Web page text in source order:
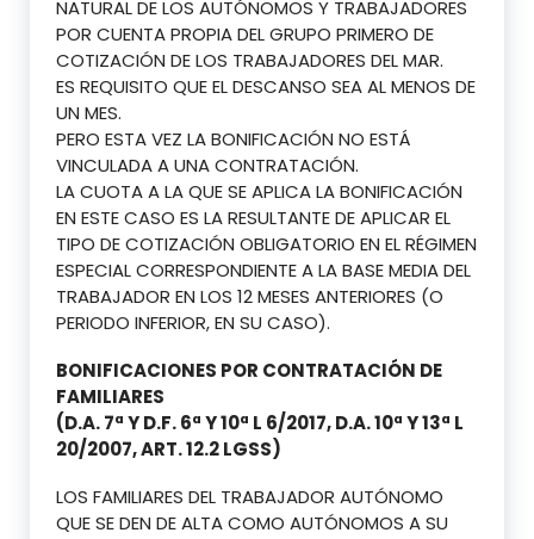
NATURAL DE LOS AUTÓNOMOS Y TRABAJADORES
POR CUENTA PROPIA DEL GRUPO PRIMERO DE
COTIZACIÓN DE LOS TRABAJADORES DEL MAR.
ES REQUISITO QUE EL DESCANSO SEA AL MENOS DE
UN MES.
PERO ESTA VEZ LA BONIFICACIÓN NO ESTÁ
VINCULADA A UNA CONTRATACIÓN.
LA CUOTA A LA QUE SE APLICA LA BONIFICACIÓN
EN ESTE CASO ES LA RESULTANTE DE APLICAR EL
TIPO DE COTIZACIÓN OBLIGATORIO EN EL RÉGIMEN
ESPECIAL CORRESPONDIENTE A LA BASE MEDIA DEL
TRABAJADOR EN LOS 12 MESES ANTERIORES (O
PERIODO INFERIOR, EN SU CASO).
BONIFICACIONES POR CONTRATACIÓN DE
FAMILIARES
(D.A. 7ª Y D.F. 6ª Y 10ª L 6/2017, D.A. 10ª Y 13ª L
20/2007, ART. 12.2 LGSS)
LOS FAMILIARES DEL TRABAJADOR AUTÓNOMO
QUE SE DEN DE ALTA COMO AUTÓNOMOS A SU